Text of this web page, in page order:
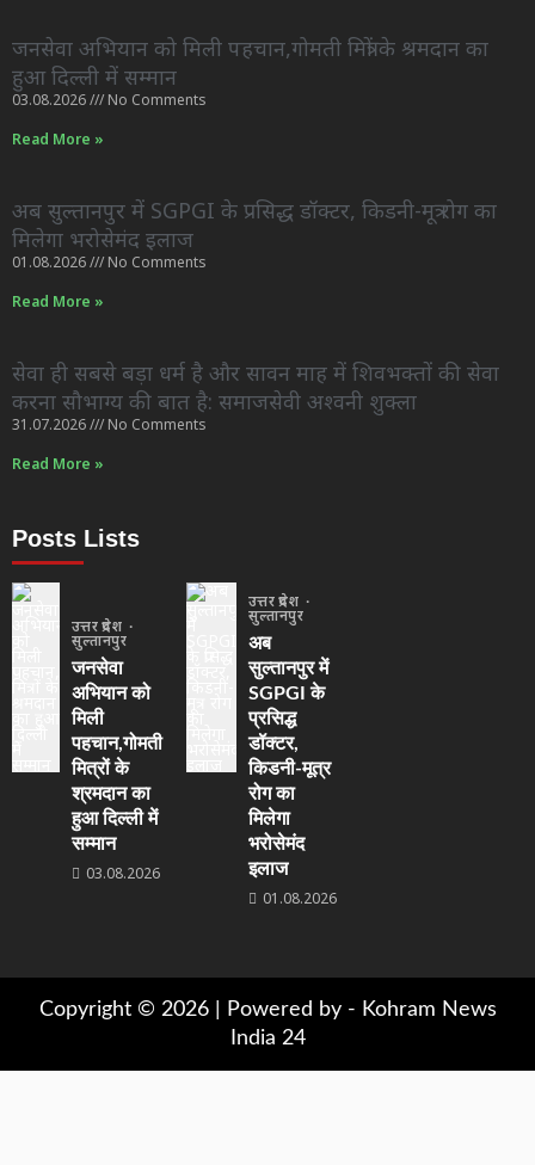
जनसेवा अभियान को मिली पहचान,गोमती मित्रों के श्रमदान का
हुआ दिल्ली में सम्मान
03.08.2026
No Comments
Read More »
अब सुल्तानपुर में SGPGI के प्रसिद्ध डॉक्टर, किडनी-मूत्र रोग का
मिलेगा भरोसेमंद इलाज
01.08.2026
No Comments
Read More »
सेवा ही सबसे बड़ा धर्म है और सावन माह में शिवभक्तों की सेवा
करना सौभाग्य की बात है: समाजसेवी अश्वनी शुक्ला
31.07.2026
No Comments
Read More »
Posts Lists
उत्तर प्रदेश
सुल्तानपुर
जनसेवा
अभियान को
मिली
पहचान,गोमती
मित्रों के
श्रमदान का
हुआ दिल्ली में
सम्मान
03.08.2026
उत्तर प्रदेश
सुल्तानपुर
अब
सुल्तानपुर में
SGPGI के
प्रसिद्ध
डॉक्टर,
किडनी-मूत्र
रोग का
मिलेगा
भरोसेमंद
इलाज
01.08.2026
Copyright © 2026 | Powered by - Kohram News
India 24